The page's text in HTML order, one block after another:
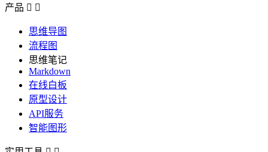
产品  
思维导图
流程图
思维笔记
Markdown
在线白板
原型设计
API服务
智能图形